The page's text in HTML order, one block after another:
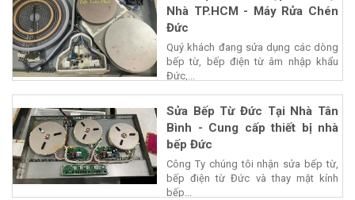
Nhà TP.HCM - Máy Rửa Chén
Đức
Quý khách đang sửa dụng các dòng
bếp từ, bếp điện từ âm nhập khẩu
Đức,...
Sửa Bếp Từ Đức Tại Nhà Tân
Bình - Cung cấp thiết bị nhà
bếp Đức
Công Ty chúng tôi nhận sửa bếp từ,
bếp điện từ Đức và thay mặt kính
bếp...